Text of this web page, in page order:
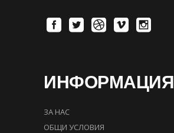
ИНФОРМАЦИЯ
ЗА НАС
ОБЩИ УСЛОВИЯ